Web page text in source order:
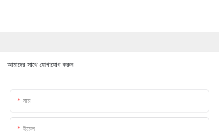
আমাদের সাথে যোগাযোগ করুন
নাম
ইমেল